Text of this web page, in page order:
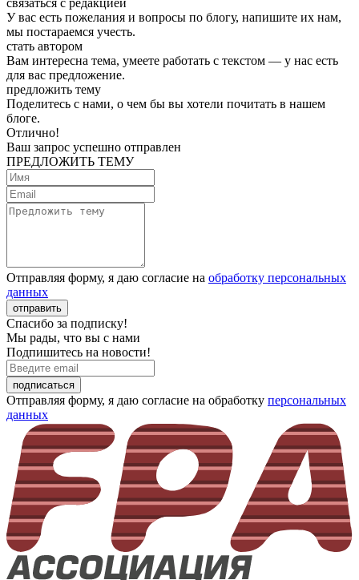
У вас есть пожелания и вопросы по блогу, напишите их нам,
мы постараемся учесть.
стать автором
Вам интересна тема, умеете работать с текстом — у нас есть
для вас предложение.
предложить тему
Поделитесь с нами, о чем бы вы хотели почитать в нашем
блоге.
Отлично!
Ваш запрос успешно отправлен
ПРЕДЛОЖИТЬ ТЕМУ
Отправляя форму, я даю согласие на обработку персональных
данных
отправить
Спасибо за подписку!
Мы рады, что вы с нами
Подпишитесь на новости!
подписаться
Отправляя форму, я даю согласие на обработку персональных
данных